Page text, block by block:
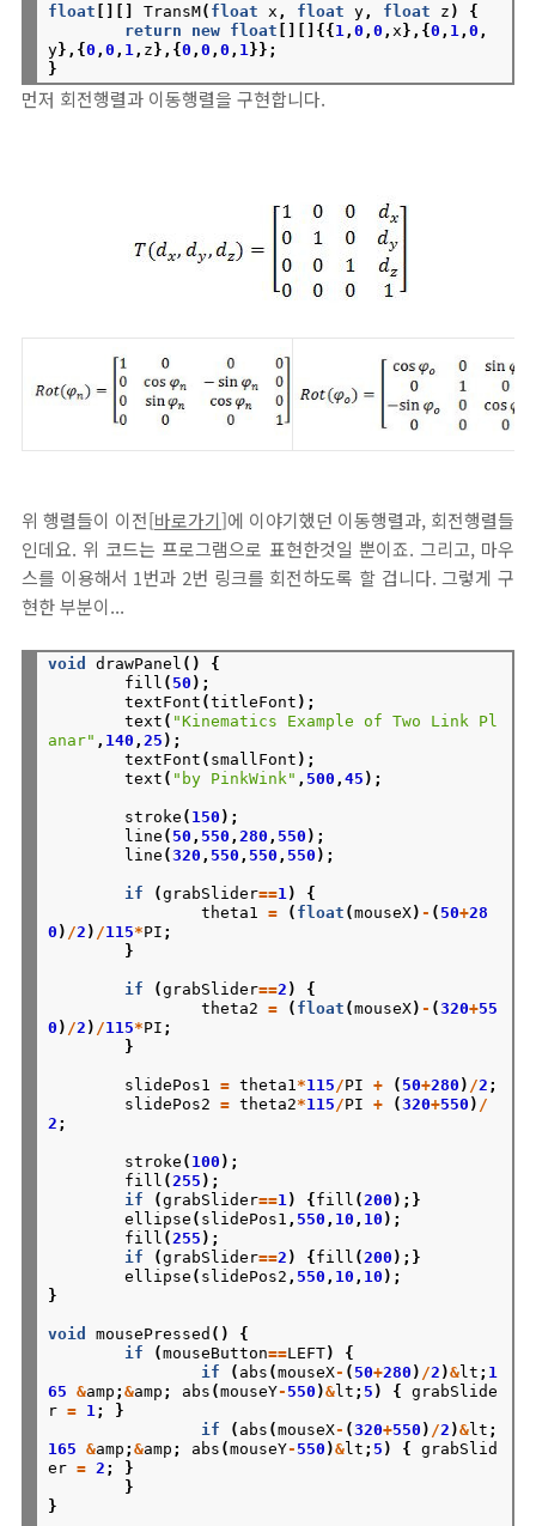
float TransM( float x , float y , float z )
{
return
new float [][]{{ 1 ,0 ,0 , x },{0 , 1 ,0 ,
y},{0 ,0 , 1 , z },{0 ,0 ,0 , 1 }};
}
먼저 회전행렬과 이동행렬을 구현합니다.
위 행렬들이 이전[바로가기]에 이야기했던 이동행렬과, 회전행렬들
인데요. 위 코드는 프로그램으로 표현한것일 뿐이죠. 그리고, 마우
스를 이용해서 1번과 2번 링크를 회전하도록 할 겁니다. 그렇게 구
현한 부분이...
void drawPanel ()
{
fill ( 50 );
textFont (titleFont );
text ( "Kinematics Example of Two Link Pl
anar" , 140 ,25 );
textFont ( smallFont );
text ( "by PinkWink" , 500 ,45 );
stroke ( 150 );
line ( 50 , 550 ,280 , 550 );
line (320 , 550 , 550 , 550 );
if (grabSlider==1)
{
theta1
= ( float (mouseX) - ( 50+28
0 ) /2 ) /115*PI ;
}
if (grabSlider==2 )
{
theta2
= ( float (mouseX) - (320+55
0 ) /2 ) /115*PI ;
}
slidePos1 = theta1*115/PI + ( 50+280 ) /2 ;
slidePos2
= theta2*115/PI + (320+550 ) /
2 ;
stroke ( 100 );
fill (255 );
if
(grabSlider==1) { fill (200 );}
ellipse ( slidePos1 , 550 , 10 , 10 );
fill (255 );
if
(grabSlider==2 ) { fill (200 );}
ellipse ( slidePos2 , 550 , 10 , 10 );
}
void mousePressed ()
{
if
(mouseButton==LEFT)
{
if
( abs (mouseX- ( 50+280 ) /2 )&lt ; 1
65
&amp ;&amp ; abs (mouseY- 550 )&lt ; 5 ) {
grabSlide
r = 1;
}
if
( abs (mouseX- (320+550 ) /2 )&lt ;
165
&amp ;&amp ; abs (mouseY- 550 )&lt ; 5 ) {
grabSlid
er = 2 ;
}
}
}